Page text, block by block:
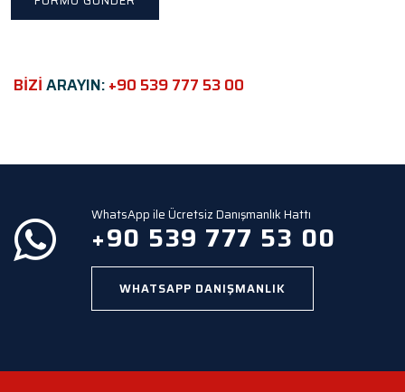
s
e
l
p
BİZİARAYIN:+90 539 777 53 00
WhatsApp ile Ücretsiz Danışmanlık Hattı
+90 539 777 53 00
WHATSAPP DANIŞMANLIK